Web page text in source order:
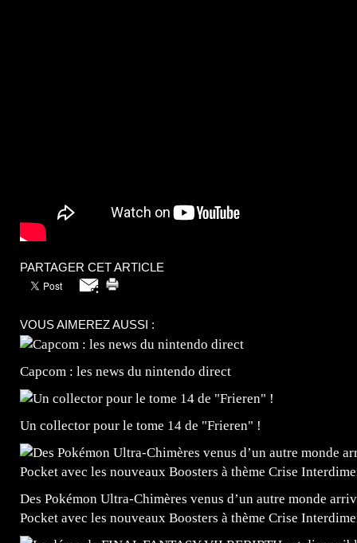
PARTAGER CET ARTICLE
VOUS AIMEREZ AUSSI :
Capcom : les news du nintendo direct
Un collector pour le tome 14 de "Frieren" !
Des Pokémon Ultra-Chimères venus d’un autre monde
Pocket avec les nouveaux Boosters à thème Crise